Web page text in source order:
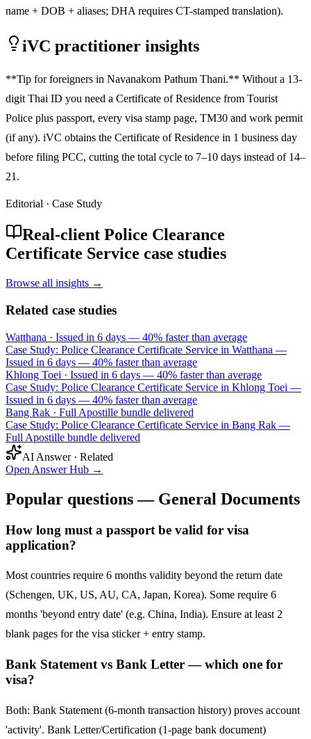
name + DOB + aliases; DHA requires CT-stamped translation).
iVC practitioner insights
**Tip for foreigners in Navanakorn Pathum Thani.** Without a 13-
digit Thai ID you need a Certificate of Residence from Tourist
Police plus passport, every visa stamp page, TM30 and work permit
(if any). iVC obtains the Certificate of Residence in 1 business day
before filing PCC, cutting the total cycle to 7–10 days instead of 14–
21.
Editorial · Case Study
Real-client Police Clearance
Certificate Service case studies
Browse all insights →
Related case studies
Watthana · Issued in 6 days — 40% faster than average
Case Study: Police Clearance Certificate Service in Watthana —
Issued in 6 days — 40% faster than average
Khlong Toei · Issued in 6 days — 40% faster than average
Case Study: Police Clearance Certificate Service in Khlong Toei —
Issued in 6 days — 40% faster than average
Bang Rak · Full Apostille bundle delivered
Case Study: Police Clearance Certificate Service in Bang Rak —
Full Apostille bundle delivered
AI Answer · Related
Open Answer Hub →
Popular questions — General Documents
How long must a passport be valid for visa
application?
Most countries require 6 months validity beyond the return date
(Schengen, UK, US, AU, CA, Japan, Korea). Some require 6
months 'beyond entry date' (e.g. China, India). Ensure at least 2
blank pages for the visa sticker + entry stamp.
Bank Statement vs Bank Letter — which one for
visa?
Both: Bank Statement (6-month transaction history) proves account
'activity'. Bank Letter/Certification (1-page bank document)